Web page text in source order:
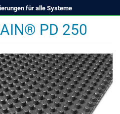
für alle Systeme
PD 250